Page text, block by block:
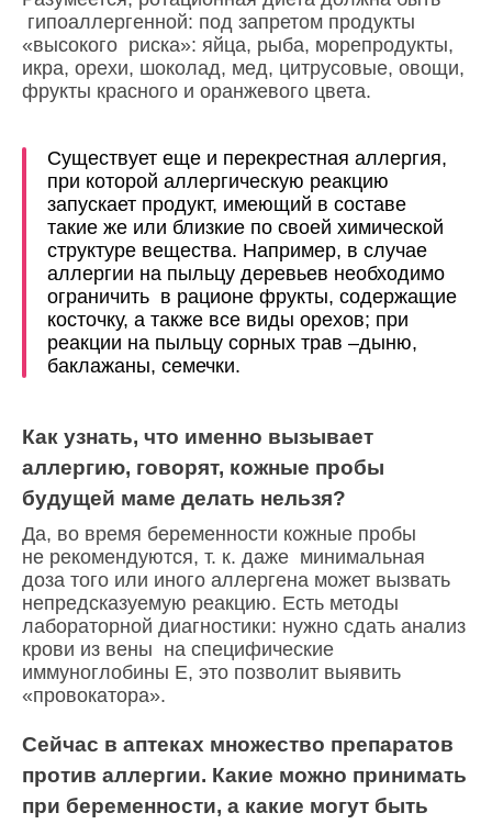
гипоаллергенной: под запретом продукты
«высокого риска»: яйца, рыба, морепродукты,
икра, орехи, шоколад, мед, цитрусовые, овощи,
фрукты красного и оранжевого цвета.
Существует еще и перекрестная аллергия,
при которой аллергическую реакцию
запускает продукт, имеющий в составе
такие же или близкие по своей химической
структуре вещества. Например, в случае
аллергии на пыльцу деревьев необходимо
ограничить в рационе фрукты, содержащие
косточку, а также все виды орехов; при
реакции на пыльцу сорных трав –дыню,
баклажаны, семечки.
Как узнать, что именно вызывает
аллергию, говорят, кожные пробы
будущей маме делать нельзя?
Да, во время беременности кожные пробы
не рекомендуются, т. к. даже минимальная
доза того или иного аллергена может вызвать
непредсказуемую реакцию. Есть методы
лабораторной диагностики: нужно сдать анализ
крови из вены на специфические
иммуноглобины Е, это позволит выявить
«провокатора».
Сейчас в аптеках множество препаратов
против аллергии. Какие можно принимать
при беременности, а какие могут быть